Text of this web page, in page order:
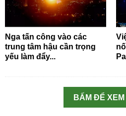
Nga tấn công vào các
trung tâm hậu cần trọng
yếu làm đẩy...
BẤM ĐỂ XEM